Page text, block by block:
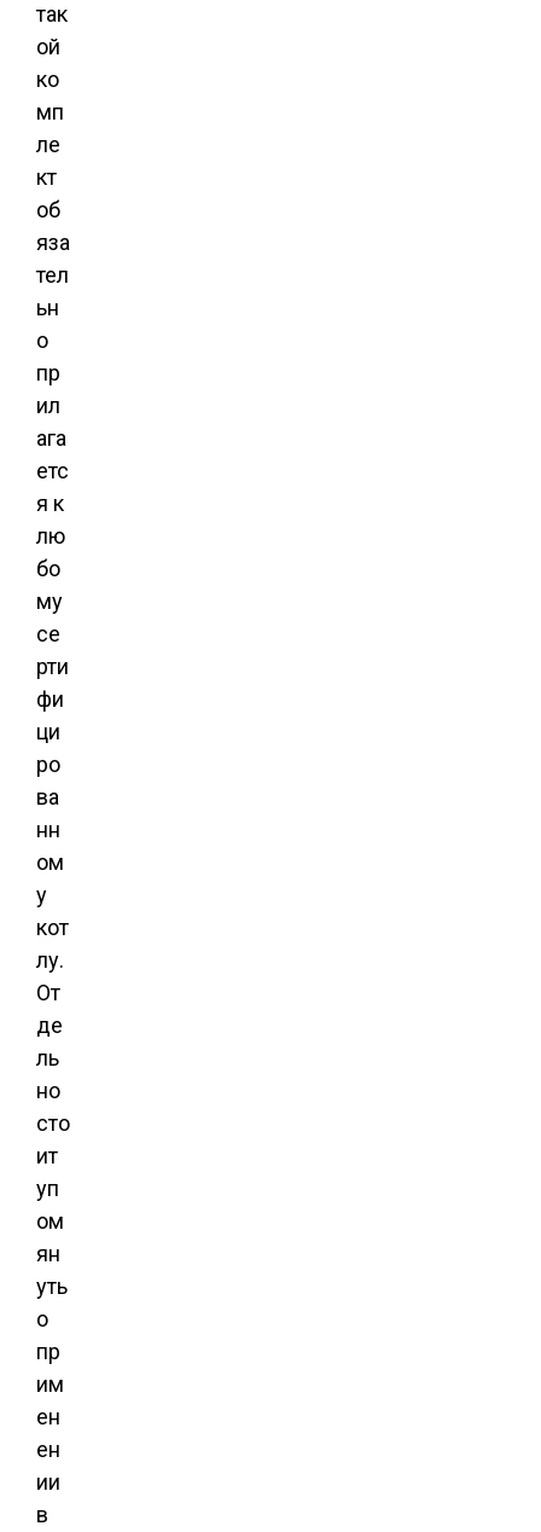
так
ой
ко
мп
ле
кт
об
яза
тел
ьн
о
пр
ил
ага
етс
я к
лю
бо
му
се
рти
фи
ци
ро
ва
нн
ом
у
кот
лу.
От
де
ль
но
сто
ит
уп
ом
ян
уть
о
пр
им
ен
ен
ии
в